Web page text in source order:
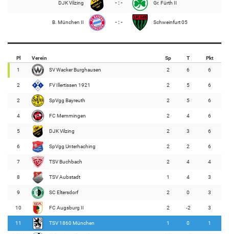
DJK Vilzing - : - Gr. Fürth II
B. München II - : - Schweinfurt 05
Pl Verein Sp T Pkt
1 SV Wacker Burghausen 2 6 6
2 FV Illertissen 1921 2 5 6
2 SpVgg Bayreuth 2 5 6
4 FC Memmingen 2 4 6
5 DJK Vilzing 2 3 6
6 SpVgg Unterhaching 2 2 6
7 TSV Buchbach 2 4 4
8 TSV Aubstadt 1 4 3
9 SC Eltersdorf 2 0 3
10 FC Augsburg II 2 -2 3
11 TSV 1860 München 1 0 1